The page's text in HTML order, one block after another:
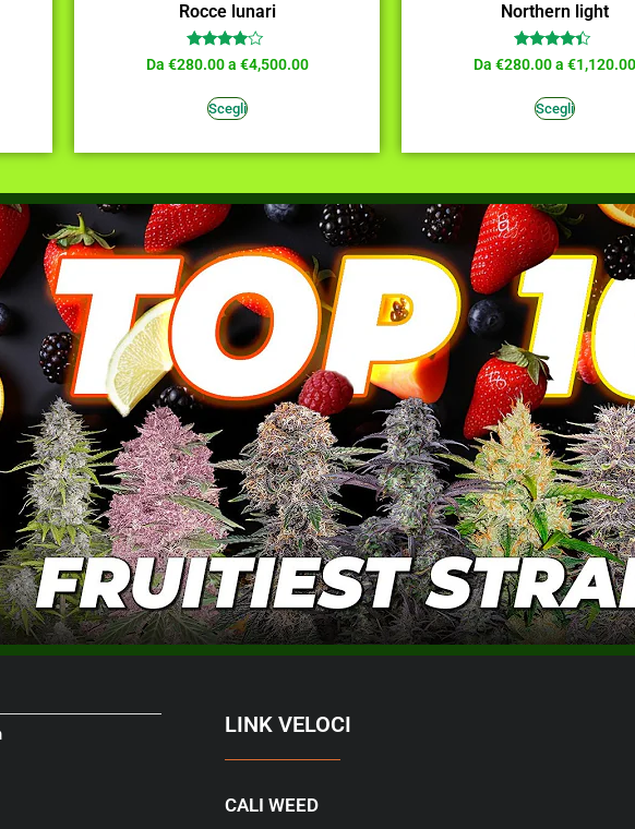
Rocce lunari
Valutato
3.73
Da €280.00a €4,500.00
Scegli
Northern light
Valutato
4.18
Da €280.00a €1,120.00
Scegli
LINK VELOCI
CALI WEED